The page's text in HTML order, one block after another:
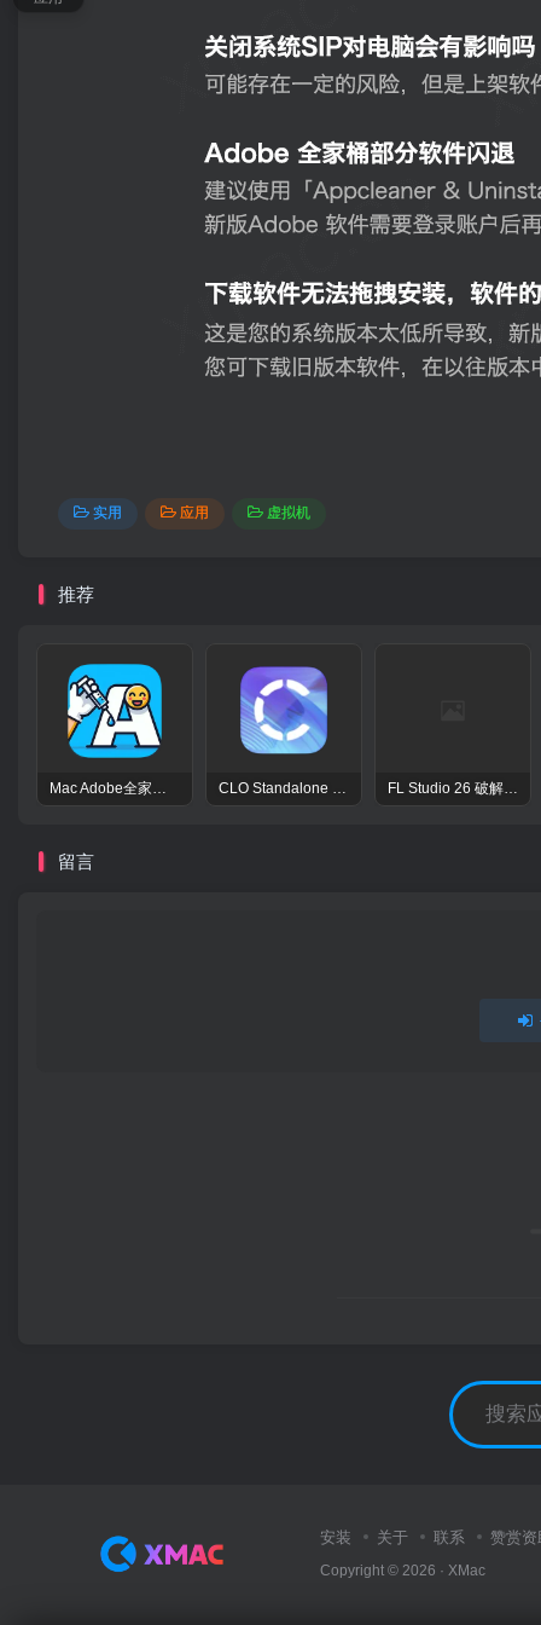
实用 应用 虚拟机
推荐
Mac Adobe全家桶激活工具Adobe Activation Tool CLO Standalone OnlineAuth Mac激活版-CLO3D三维服装设计演示软件 FL Studio 26 破解版 – 强大的音频后期处理程序
留言
安装 关于 联系 赞赏资
Copyright © 2026 · XMac